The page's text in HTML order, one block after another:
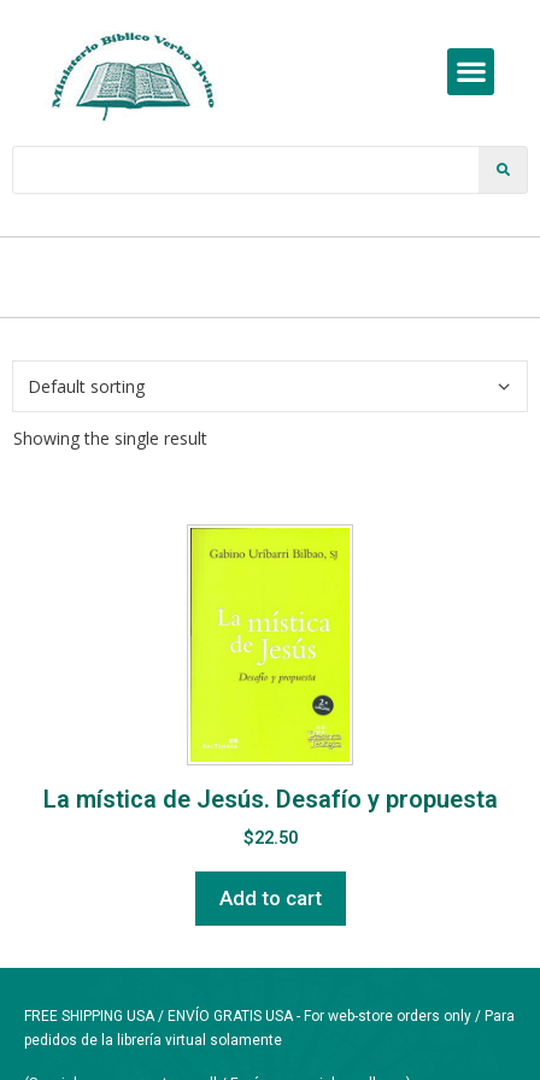
Showing the single result
La mística de Jesús. Desafío y propuesta
$22.50
Add to cart
FREE SHIPPING USA / ENVÍO GRATIS USA - For web-store orders only / Para
pedidos de la librería virtual solamente